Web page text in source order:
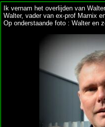
Ik vernam het overlijden van
Walter, vader van ex-prof Marnix
Op onderstaande foto : Walter en